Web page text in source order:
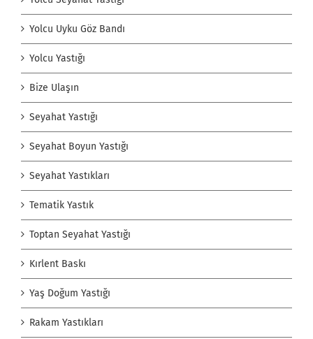
Yolcu Uyku Göz Bandı
Yolcu Yastığı
Bize Ulaşın
Seyahat Yastığı
Seyahat Boyun Yastığı
Seyahat Yastıkları
Tematik Yastık
Toptan Seyahat Yastığı
Kırlent Baskı
Yaş Doğum Yastığı
Rakam Yastıkları